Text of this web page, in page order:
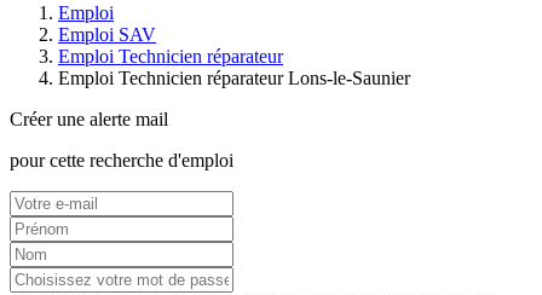
Emploi
Emploi SAV
Emploi Technicien réparateur
Emploi Technicien réparateur Lons-le-Saunier
Créer une alerte mail
pour cette recherche d'emploi